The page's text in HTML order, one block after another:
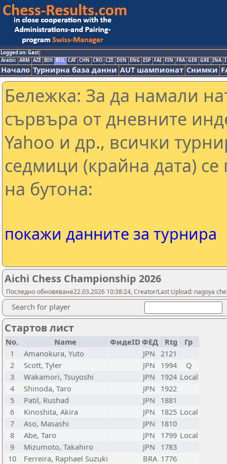
Logged on: Gast
Arabic ARM AZE BIH BUL CAT CHN CRO CZE DEN ENG ESP FAI FIN FRA GER GRE INA
Начало Турнирна база данни AUT шампионат Снимки
Бележка: За да намали
сървъра от дневните
Yahoo и др., всички
седмици (крайна дата) се
на бутона:
покажи данните за турнира
Aichi Chess Championship 2026
Последно обновяване22.03.2026 10:38:24, Creator/Last Upload: nagoya
Search for player
Стартов лист
No. Name ФидеID ФЕД Rtg
Гр
1
Amanokura, Yuto JPN 2121
2
Scott, Tyler JPN 1994
Q
3
Wakamori, Tsuyoshi JPN 1924 Local
4
Shinoda, Taro JPN
1922
5
Patil, Rushad JPN
1881
6
Kinoshita, Akira JPN 1825 Local
7
Aso, Masashi JPN
1810
8
Abe, Taro JPN 1799 Local
9
Mizumoto, Takahiro JPN
1783
10
Ferreira, Raphael Suzuki BRA 1776